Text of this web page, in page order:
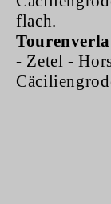
flach.
- Zetel -